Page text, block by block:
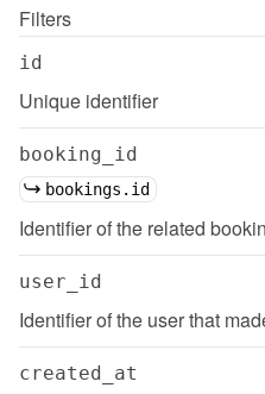
Filters
id
Unique identifier
booking_id
bookings.id
Identifier of the related
user_id
Identifier of the user that
created_at